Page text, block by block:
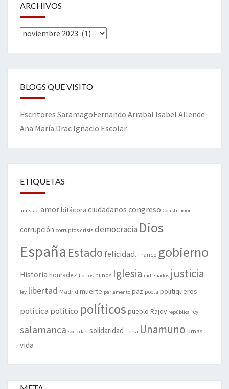
ARCHIVOS
Archivos
BLOGS QUE VISITO
Escritores SaramagoFernando Arrabal Isabel Allende
Ana María Drac Ignacio Escolar
ETIQUETAS
amistad amorbitácora ciudadanos congreso Constitución
corrupción corruptos crisis democracia Dios
España Estado felicidad. Franco gobierno
Historia honradez hotros hunos Iglesia indignados justicia
ley libertad Madrid muerte parlamento paz poeta politiqueros
política político políticos pueblo Rajoy república rey
salamanca sociedad solidaridad tierra Unamuno urnas
vida